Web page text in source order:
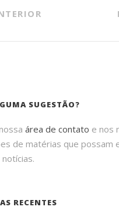
SUGESTÃO?
área de contato e nos
de matérias que possam
RECENTES